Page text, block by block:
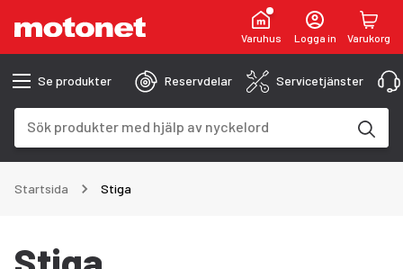
Varuhus Logga in Varukorg
Se produkter Reservdelar Servicetjänster
Startsida Stiga